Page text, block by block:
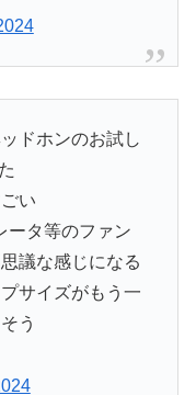
ドホンのお試し
い
ータ等のファン
議な感じになる
サイズがもう一
う